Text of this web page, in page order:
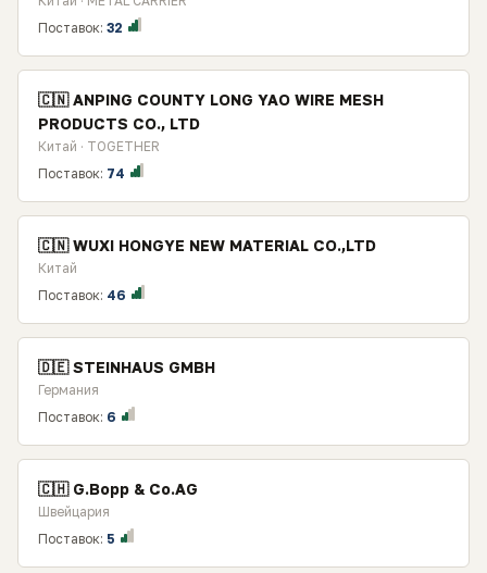
Поставок: 32
🇨🇳 ANPING COUNTY LONG YAO WIRE MESH
PRODUCTS CO., LTD
Китай · TOGETHER
Поставок: 74
🇨🇳 WUXI HONGYE NEW MATERIAL CO.,LTD
Китай
Поставок: 46
🇩🇪 STEINHAUS GMBH
Германия
Поставок: 6
🇨🇭 G.Bopp & Co.AG
Швейцария
Поставок: 5